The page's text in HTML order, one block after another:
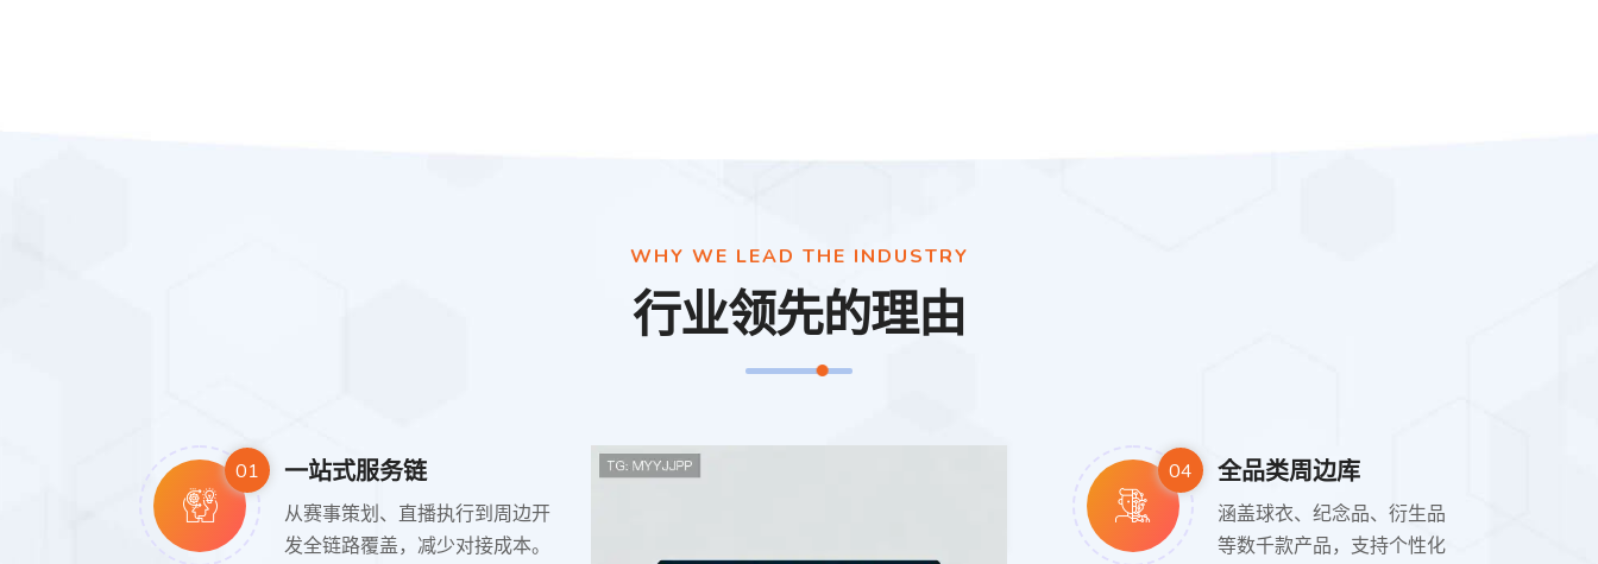
WHY WE LEAD THE INDUSTRY
行业领先的理由
01 一站式服务链
从赛事策划、直播执行到周边开
发全链路覆盖，减少对接成本。
04 全品类周边库
涵盖球衣、纪念品、衍生品
等数千款产品，支持个性化